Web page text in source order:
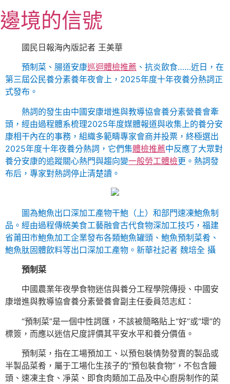
至
主
邊境的信號
國民日報海內版記者 王美華
預制菜、腸道安康巡迴體檢推薦 、抗炎飲食……近日，在
第三屆公民養分素養年夜會上，2025年度十年夜養分熱詞正
式發布。
熱詞的發生由中國安康增進與教導協會養分素營養會牽
頭，經由過程體系梳理2025年度媒體報道與收集上的養分安
康相干內在的事務，組織多範疇專家會商并投票，終極選出
2025年度十年夜養分熱詞，它們集體檢推薦中反應了大眾對
養分安康的追蹤關心熱門與趨向變一般勞工體檢更。熱詞發
布后，專家對熱詞停止清楚讀。
圖為鮑魚出口深加工產物干鮑（上）和部門速凍鮑魚制
品。經由過程傳統美食工藝融會古代食物深加工技巧，福建
省莆田市鮑魚加工企業發布各類鮑魚罐頭、鮑魚預制菜肴、
鮑魚肽固體飲料等出口深加工產物。新華社記者 魏培全 攝
預制菜
中國農業年夜學食物迷信與養分工程學院傳授、中國安
康增進與教導協會養分素營養會副主任委員范志紅：
“預制菜”是一個中性詞匯，不該被簡略貼上“好”或“壞”的
標簽，而應以迷信尺度評價其平安水平和養分價值。
預制菜，指在工場預加工、以預包裝情勢發賣的製品或
半製品菜肴，屬于工場化生孩子的“預包裝食物”，不包含饅
頭、速凍主食、凈菜、即食肉類加工品及中心廚房制作的菜